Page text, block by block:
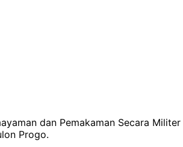
dan Pemakaman Secara
Progo.